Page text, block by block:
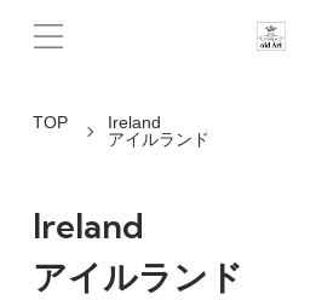
TOP
Ireland
アイルランド
Ireland
アイルランド